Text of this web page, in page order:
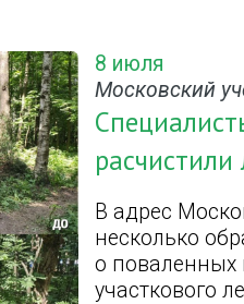
8 июля
Московский
В адрес
несколько
о поваленных
участкового